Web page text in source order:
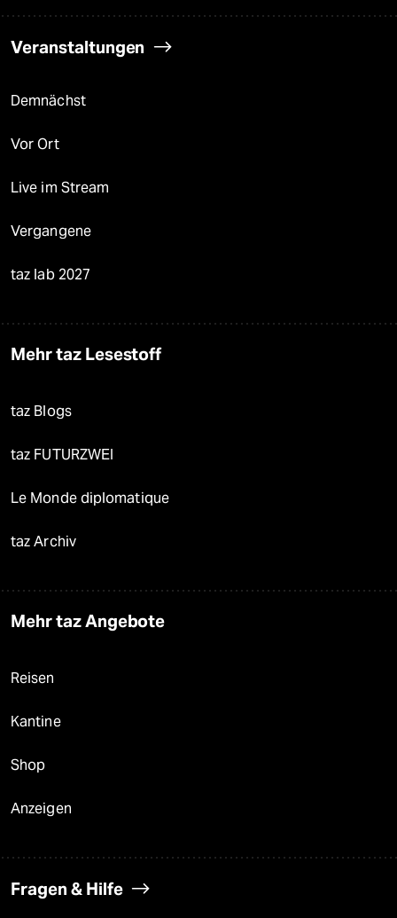
Veranstaltungen
Demnächst
Vor Ort
Live im Stream
Vergangene
taz lab 2027
Mehr taz Lesestoff
taz Blogs
taz FUTURZWEI
Le Monde diplomatique
taz Archiv
Mehr taz Angebote
Reisen
Kantine
Shop
Anzeigen
Fragen & Hilfe